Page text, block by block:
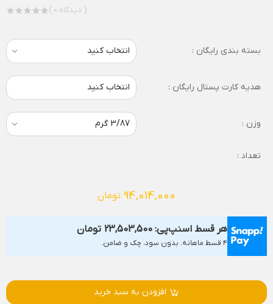
( 0 دیدگاه )
بسته بندی رایگان :
هدیه کارت پستال رایگان : انتخاب کنید
وزن :
تعداد :
94,014,000 تومان
هر قسط اسنپ‌پی: 23,503,500 تومان
۴ قسط ماهانه. بدون سود، چک و ضامن.
افزودن به سبد خرید